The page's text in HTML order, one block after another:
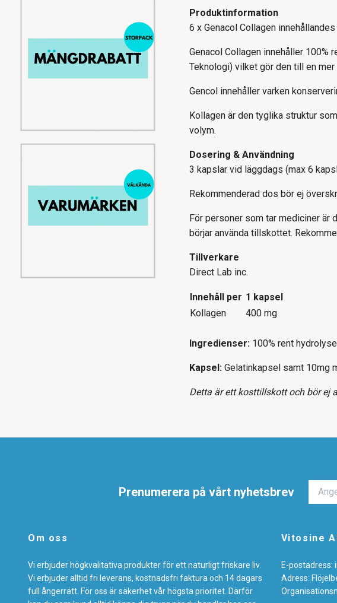
Produktinformation
6 x Genacol Collagen
Genacol Collagen innehåller
Teknologi) vilket gör den till en
Gencol innehåller varken
Kollagen är den tyglika struktur
volym.
Dosering & Användning
3 kapslar vid läggdags (max 6
Rekommenderad dos bör ej
För personer som tar mediciner är
börjar använda tillskottet.
Tillverkare
Direct Lab inc.
Innehåll per 1 kapsel
Kollagen
400 mg
Ingredienser: 100% rent
Kapsel: Gelatinkapsel samt 10mg
Detta är ett kosttillskott och bör ej
Prenumerera på vårt nyhetsbrev
Om oss
Vi erbjuder högkvalitativa produkter för ett naturligt friskare liv.
Vi erbjuder alltid fri leverans, kostnadsfri faktura och 14 dagars
full ångerrätt. För oss är säkerhet vår högsta prioritet. Därför
Vitosine
E-postadress:
Adress: